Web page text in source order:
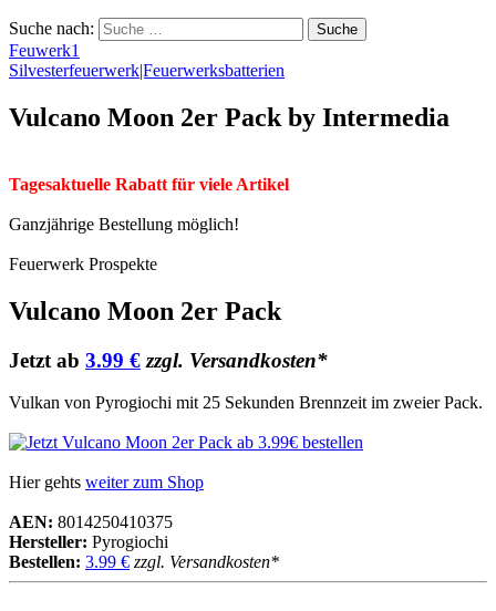
Suche nach:
Feuwerk1
Silvesterfeuerwerk|Feuerwerksbatterien
Vulcano Moon 2er Pack by Intermedia
Tagesaktuelle Rabatt für viele Artikel
Ganzjährige Bestellung möglich!
Feuerwerk Prospekte
Vulcano Moon 2er Pack
Jetzt ab 3.99 € zzgl. Versandkosten*
Vulkan von Pyrogiochi mit 25 Sekunden Brennzeit im zweier Pack.
Hier gehts weiter zum Shop
AEN: 8014250410375
Hersteller: Pyrogiochi
Bestellen: 3.99 € zzgl. Versandkosten*